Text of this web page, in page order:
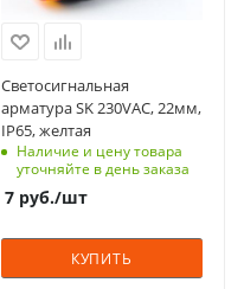
Степень защиты
IP65
заказ
10 недель
Напряжение, V
230
светодиодная
Подсветка
Светосигнальная
арматура SK 230VAC, 22мм,
IP65, желтая
Наличие и цену товара
уточняйте в день заказа
7руб./шт
КУПИТЬ